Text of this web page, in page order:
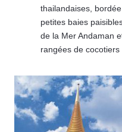
thailandaises,
petites baies
de la Mer Andaman
rangées de cocotiers